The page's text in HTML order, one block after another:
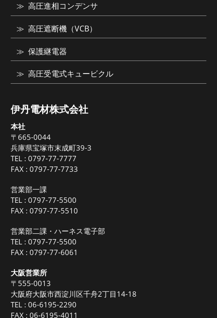
伊丹電材株式会社
本社
〒665-0044
兵庫県宝塚市末成町39-3
TEL :0797-77-7777
FAX : 0797-77-7733
営業部一課
TEL :0797-77-5500
FAX : 0797-77-5510
営業部二課・ハーネス電子部
TEL :0797-77-5500
FAX : 0797-77-6061
大阪営業所
〒555-0013
大阪府大阪市西淀川区千舟2丁目14-18
TEL :06-6195-2290
FAX : 06-6195-4011
高圧進相コンデンサ
高圧遮断機（VCB）
保護継電器
高圧受電式キュービクル